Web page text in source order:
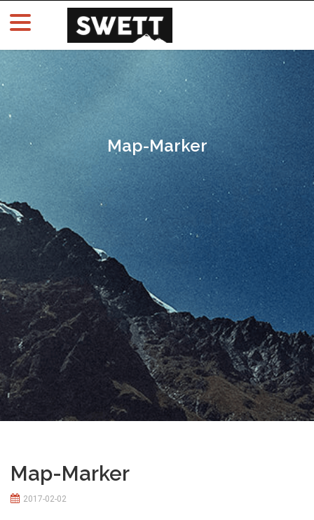
Map-Marker
Map-Marker
2017-02-02